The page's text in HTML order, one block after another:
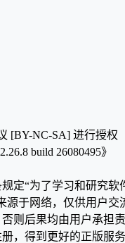
[BY-NC-SA] 进行授权
build 26080495》
定“为了学习和研究
源于网络，仅供用户
则后果均由用户承
，得到更好的正版服务